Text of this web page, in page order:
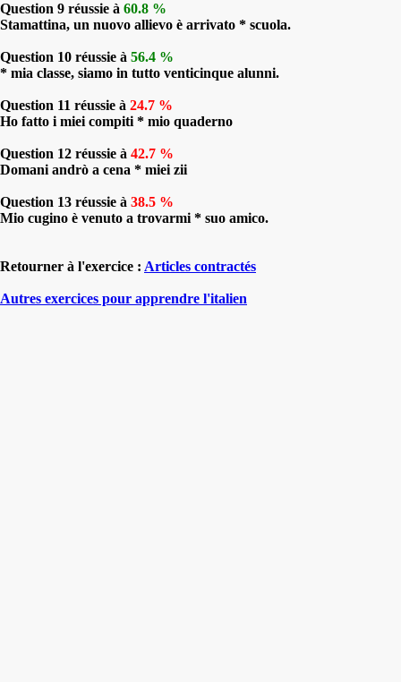
Question 9 réussie à 60.8 %
Stamattina, un nuovo allievo è arrivato * scuola.
Question 10 réussie à 56.4 %
* mia classe, siamo in tutto venticinque alunni.
Question 11 réussie à 24.7 %
Ho fatto i miei compiti * mio quaderno
Question 12 réussie à 42.7 %
Domani andrò a cena * miei zii
Question 13 réussie à 38.5 %
Mio cugino è venuto a trovarmi * suo amico.
Retourner à l'exercice : Articles contractés
Autres exercices pour apprendre l'italien